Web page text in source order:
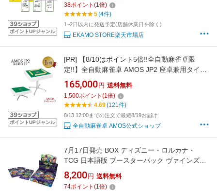
ポイントUPジャンル
38ポイント (1倍)
5(4件)
1~2日以内に発送予定(店舗休業日を除く)
EKAMO STORE楽天市場店
ポイントUPジャンル
[PR]
【8/10はポイント5倍!!全自動麻雀卓限
定!!】全自動麻雀卓 AMOS JP2 座卓兼用タイプ
日本メーカー アフターサポート有（アモスジェ
イピー・ツー）
165,000 円 送料無料
1,500ポイント (1倍)
4.69(121件)
8/13 12:00までの注文で最短8/19お届け
全自動麻雀卓 AMOS公式ショップ
7月17日発売 BOX ディズニー・ロルカナ・
TCG 日本語版 ブースターパック ヴァインズ・
アタック! タカラトミー ボックス
8,200 円 送料無料
74ポイント (1倍)